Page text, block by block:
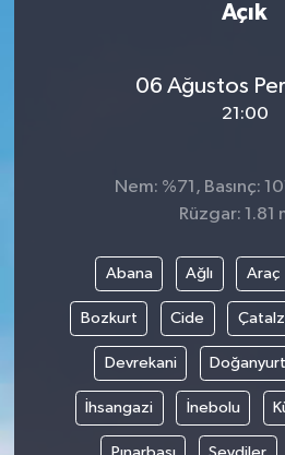
Açık
06 Ağustos
21:00
Nem: %71, Basınç:
Rüzgar: 1.81
Abana Ağlı Araç
Bozkurt Cide
Devrekani Doğanyurt
İhsangazi İnebolu